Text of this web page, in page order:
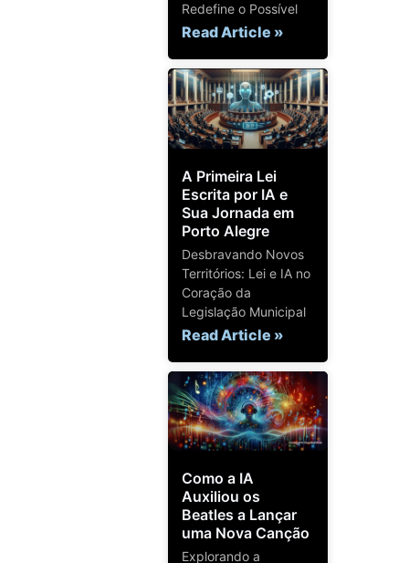
Redefine o Possível
Read Article »
A Primeira Lei
Escrita por IA e
Sua Jornada em
Porto Alegre
Desbravando Novos
Territórios: Lei e IA no
Coração da
Legislação Municipal
Read Article »
Como a IA
Auxiliou os
Beatles a Lançar
uma Nova Canção
Explorando a